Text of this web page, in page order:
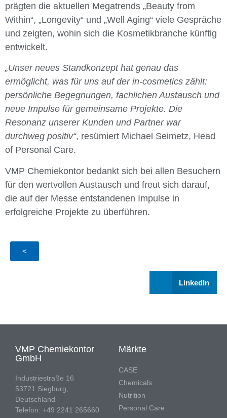
prägten die aktuellen Megatrends „Beauty from
Within“, „Longevity“ und „Well Aging“ viele Gespräche
und zeigten, wohin sich die Kosmetikbranche künftig
entwickelt.
„Unser neues Standkonzept hat genau das
ermöglicht, was für uns auf der in-cosmetics zählt:
persönliche Begegnungen, fachlichen Austausch und
neue Impulse für gemeinsame Projekte. Die
Resonanz unserer Kunden und Partner war
durchweg positiv“, resümiert Michael Seimetz, Head
of Personal Care.
VMP Chemiekontor bedankt sich bei allen Besuchern
für den wertvollen Austausch und freut sich darauf,
die auf der Messe entstandenen Impulse in
erfolgreiche Projekte zu überführen.
<
LinkedIn
VMP Chemiekontor
GmbH
Industriestraße 16
53721 Siegburg,
Deutschland
Telefon: +49 2241 265660
Märkte
CASE
Chemicals
Nutrition
Personal Care